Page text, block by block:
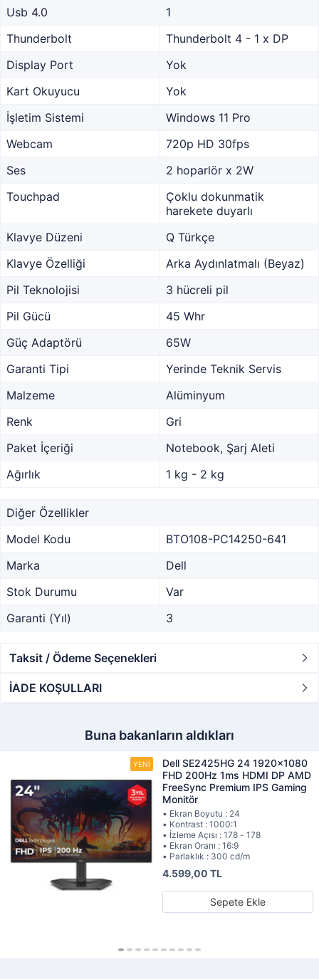
Usb 4.0
1
Thunderbolt
Thunderbolt 4 - 1 x DP
Display Port
Yok
Kart Okuyucu
Yok
İşletim Sistemi
Windows 11 Pro
Webcam
720p HD 30fps
Ses
2 hoparlör x 2W
Touchpad
Çoklu dokunmatik
harekete duyarlı
Klavye Düzeni
Q Türkçe
Klavye Özelliği
Arka Aydınlatmalı (Beyaz)
Pil Teknolojisi
3 hücreli pil
Pil Gücü
45 Whr
Güç Adaptörü
65W
Garanti Tipi
Yerinde Teknik Servis
Malzeme
Alüminyum
Renk
Gri
Paket İçeriği
Notebook, Şarj Aleti
Ağırlık
1 kg - 2 kg
Diğer Özellikler
Model Kodu
BTO108-PC14250-641
Marka
Dell
Stok Durumu
Var
Garanti (Yıl)
3
Taksit / Ödeme Seçenekleri
İADE KOŞULLARI
Buna bakanların aldıkları
Dell SE2425HG 24 1920x1080
FHD 200Hz 1ms HDMI DP AMD
FreeSync Premium IPS Gaming
Monitör
• Ekran Boyutu : 24
• Kontrast : 1000:1
• İzleme Açısı : 178 - 178
• Ekran Oranı : 16:9
• Parlaklık : 300 cd/m
4.599,00 TL
Sepete Ekle